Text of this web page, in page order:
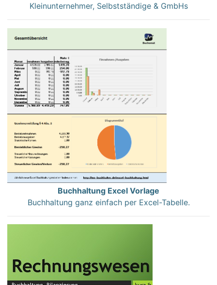
Kleinunternehmer, Selbstständige & GmbHs
Buchhaltung Excel Vorlage
Buchhaltung ganz einfach per Excel-Tabelle.